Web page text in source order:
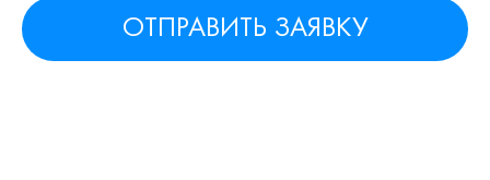
ОТПРАВИТЬ ЗАЯВКУ